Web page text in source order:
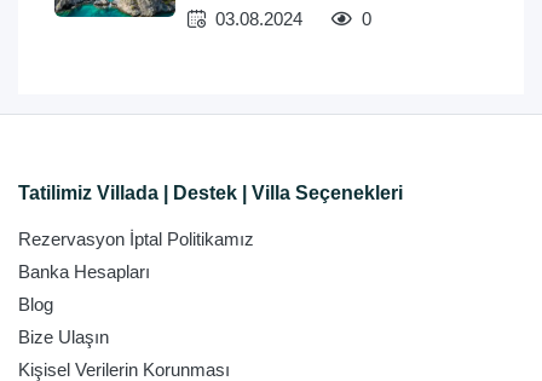
03.08.2024
0
Tatilimiz Villada | Destek | Villa Seçenekleri
Rezervasyon İptal Politikamız
Banka Hesapları
Blog
Bize Ulaşın
Kişisel Verilerin Korunması